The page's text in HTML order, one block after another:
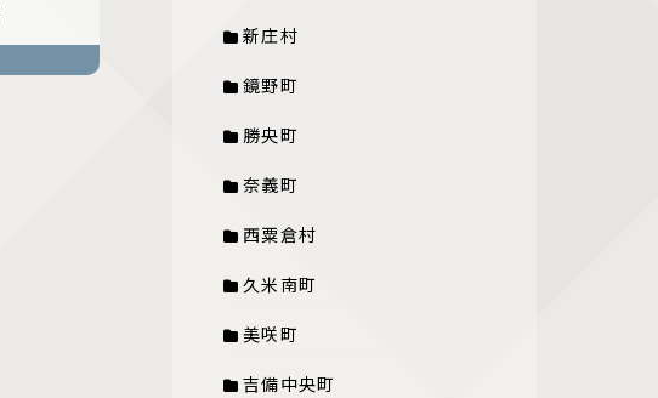
新庄村
鏡野町
勝央町
奈義町
西粟倉村
久米南町
美咲町
吉備中央町